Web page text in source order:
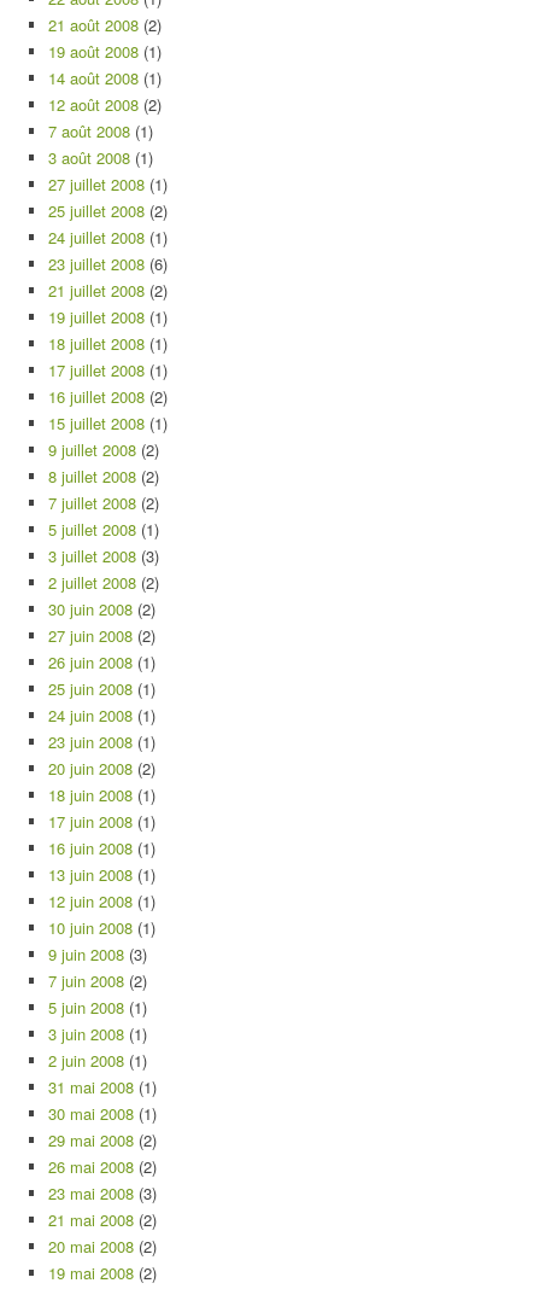
21 août 2008 (2)
19 août 2008 (1)
14 août 2008 (1)
12 août 2008 (2)
7 août 2008 (1)
3 août 2008 (1)
27 juillet 2008 (1)
25 juillet 2008 (2)
24 juillet 2008 (1)
23 juillet 2008 (6)
21 juillet 2008 (2)
19 juillet 2008 (1)
18 juillet 2008 (1)
17 juillet 2008 (1)
16 juillet 2008 (2)
15 juillet 2008 (1)
9 juillet 2008 (2)
8 juillet 2008 (2)
7 juillet 2008 (2)
5 juillet 2008 (1)
3 juillet 2008 (3)
2 juillet 2008 (2)
30 juin 2008 (2)
27 juin 2008 (2)
26 juin 2008 (1)
25 juin 2008 (1)
24 juin 2008 (1)
23 juin 2008 (1)
20 juin 2008 (2)
18 juin 2008 (1)
17 juin 2008 (1)
16 juin 2008 (1)
13 juin 2008 (1)
12 juin 2008 (1)
10 juin 2008 (1)
9 juin 2008 (3)
7 juin 2008 (2)
5 juin 2008 (1)
3 juin 2008 (1)
2 juin 2008 (1)
31 mai 2008 (1)
30 mai 2008 (1)
29 mai 2008 (2)
26 mai 2008 (2)
23 mai 2008 (3)
21 mai 2008 (2)
20 mai 2008 (2)
19 mai 2008 (2)